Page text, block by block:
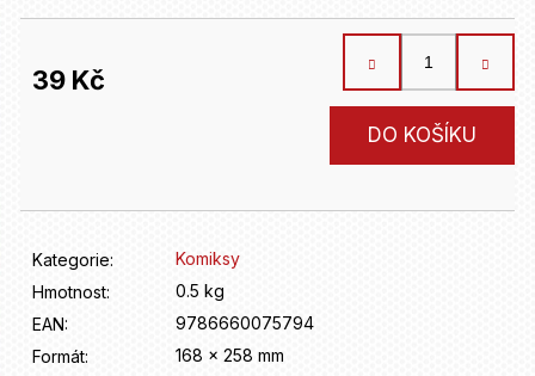
39 Kč
DO KOŠÍKU
Kategorie:
Komiksy
Hmotnost:
0.5 kg
EAN:
9786660075794
Formát:
168 x 258 mm
?
HLEDAT
r
u
č
u